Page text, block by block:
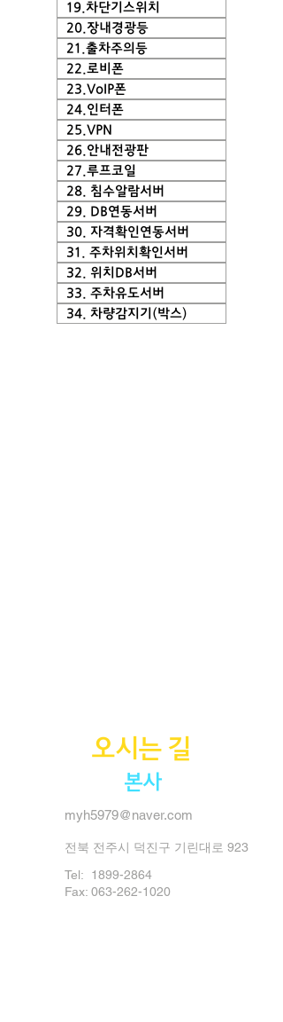
19.차단기스위치
20.장내경광등
21.출차주의등
22.로비폰
23.VoIP폰
24.인터폰
25.VPN
26.안내전광판
27.루프코일
28. 침수알람서버
29. DB연동서버
30. 자격확인연동서버
31. 주차위치확인서버
32. 위치DB서버
33. 주차유도서버
34. 차량감지기(박스)
오시는 길
본사
myh5979@naver.com
전북 전주시 덕진구 기린대로 923
Tel: 1899-2864
Fax: 063-262-1020